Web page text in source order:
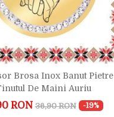
Brosa Inox Banut Pietre
De Maini Auriu
RON 36,90 RON -19%